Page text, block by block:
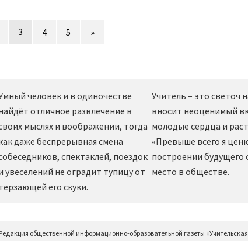
3 4 5 »
человек и в одиночестве
отличное развлечение в
мыслях и воображении, тогда
даже беспрерывная смена
спектаклей, поездок
увеселений не оградит тупицу от
его скуки.
Учитель – это
вносит неоценимый
молодые сердца и
«Превыше всего я
построении
место в обществе.
общественной информационно-образовательной газеты